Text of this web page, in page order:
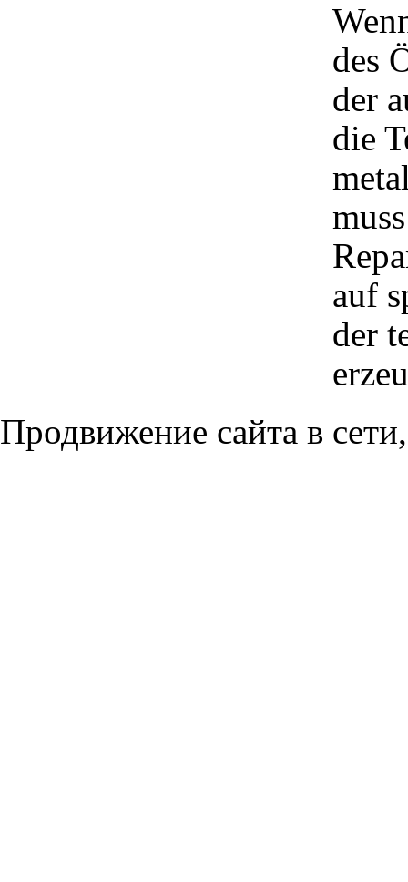
des
der
die
auf
der
Продвижение сайта в